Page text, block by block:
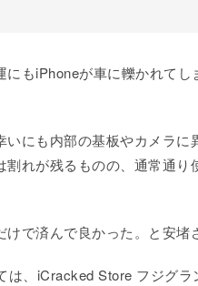
もiPhoneが車に轢かれてし
にも内部の基板やカメラに
れが残るものの、通常通り
で済んで良かった。と安堵
、iCracked Store フジグラ